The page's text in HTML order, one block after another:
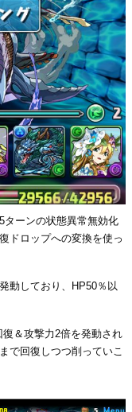
ターンの状態異常無効化
ドロップへの変換を使っ
動しており、HP50％以
＆攻撃力2倍を発動され
で回復しつつ削っていこ